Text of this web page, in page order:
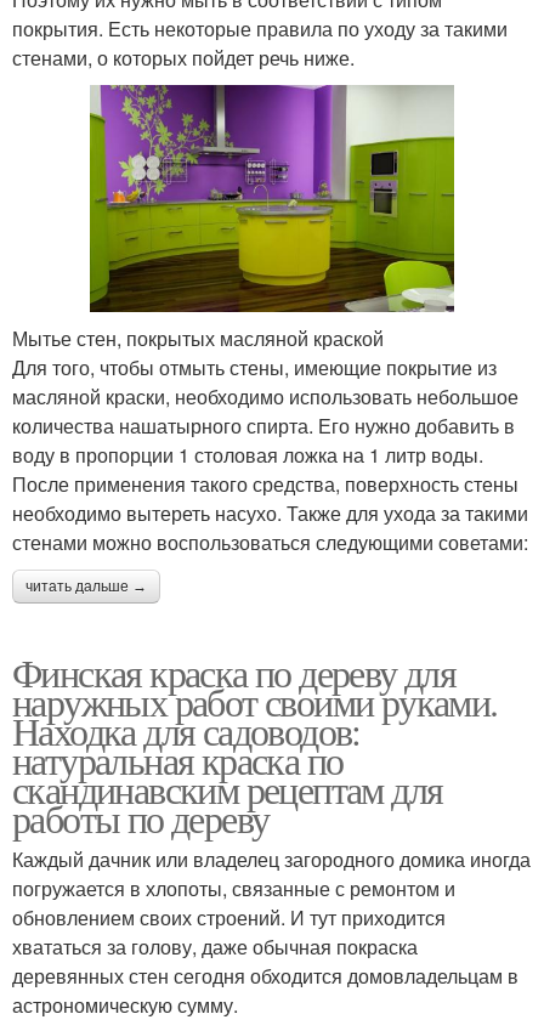
покрытия. Есть некоторые правила по уходу за такими
стенами, о которых пойдет речь ниже.
Мытье стен, покрытых масляной краской
Для того, чтобы отмыть стены, имеющие покрытие из
масляной краски, необходимо использовать небольшое
количества нашатырного спирта. Его нужно добавить в
воду в пропорции 1 столовая ложка на 1 литр воды.
После применения такого средства, поверхность стены
необходимо вытереть насухо. Также для ухода за такими
стенами можно воспользоваться следующими советами:
читать дальше →
Финская краска по дереву для
наружных работ своими руками.
Находка для садоводов:
натуральная краска по
скандинавским рецептам для
работы по дереву
Каждый дачник или владелец загородного домика иногда
погружается в хлопоты, связанные с ремонтом и
обновлением своих строений. И тут приходится
хвататься за голову, даже обычная покраска
деревянных стен сегодня обходится домовладельцам в
астрономическую сумму.